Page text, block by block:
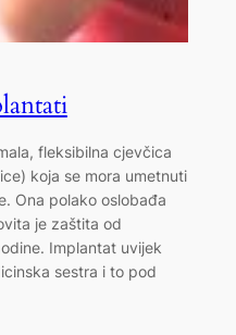
fleksibilna cjevčica
koja se mora umetnuti
Ona polako oslobađa
je zaštita od
Implantat uvijek
sestra i to pod